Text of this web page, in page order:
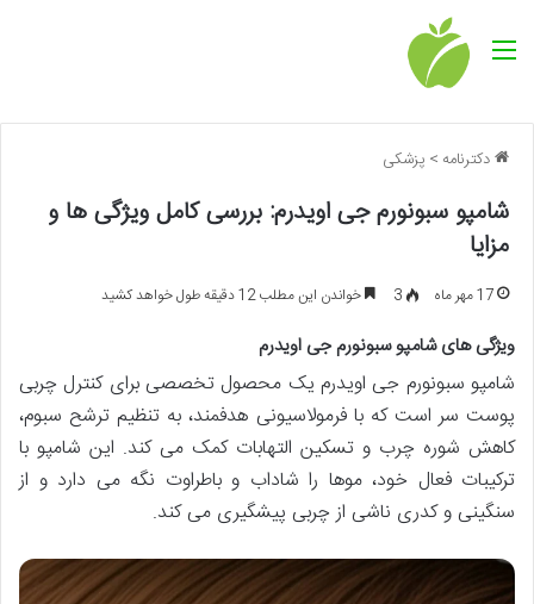
منو
دکترنامه > پزشکی
شامپو سبونورم جی اویدرم: بررسی کامل ویژگی ها و
مزایا
17 مهر ماه 3 خواندن این مطلب 12 دقیقه طول خواهد کشید
ویژگی های شامپو سبونورم جی اویدرم
شامپو سبونورم جی اویدرم یک محصول تخصصی برای کنترل چربی
پوست سر است که با فرمولاسیونی هدفمند، به تنظیم ترشح سبوم،
کاهش شوره چرب و تسکین التهابات کمک می کند. این شامپو با
ترکیبات فعال خود، موها را شاداب و باطراوت نگه می دارد و از
سنگینی و کدری ناشی از چربی پیشگیری می کند.